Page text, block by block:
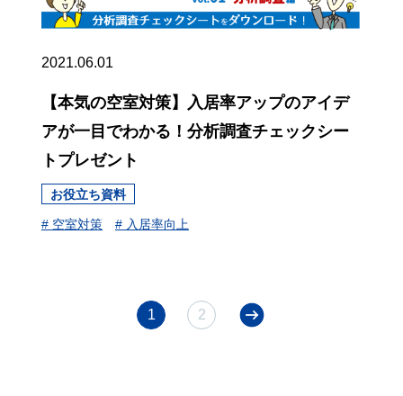
2021.06.01
【本気の空室対策】入居率アップのアイデ
アが一目でわかる！分析調査チェックシー
トプレゼント
お役立ち資料
# 空室対策 # 入居率向上
1 2